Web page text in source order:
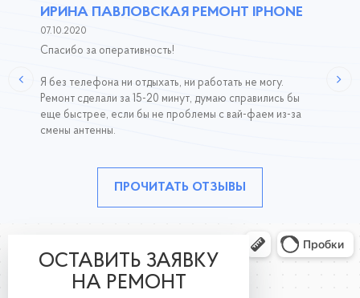
ИРИНА ПАВЛОВСКАЯ РЕМОНТ IPHONE
07.10.2020
Спасибо за оперативность!
Я без телефона ни отдыхать, ни работать не могу.
Ремонт сделали за 15-20 минут, думаю справились бы
еще быстрее, если бы не проблемы с вай-фаем из-за
смены антенны.
ПРОЧИТАТЬ ОТЗЫВЫ
ОСТАВИТЬ ЗАЯВКУ
НА РЕМОНТ